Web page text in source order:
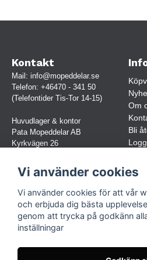
Kontakt
Mail: info@mopeddelar.se
Telefon: +46470 - 341 50
(Telefontider Tis-Tor 14-15)
Huvudlager & kontor
Pata Mopeddelar AB
Kyrkvägen 26
(OBS. Endast förbokade besök)
Org.nr:
559030-5248
Jur. namn: Pata Mopeddelar AB
Om
Bli
Följ oss
Vi använder cookies
Vi använder cookies för att vår
och erbjuda dig bästa
genom att trycka på godkänn
inställningar